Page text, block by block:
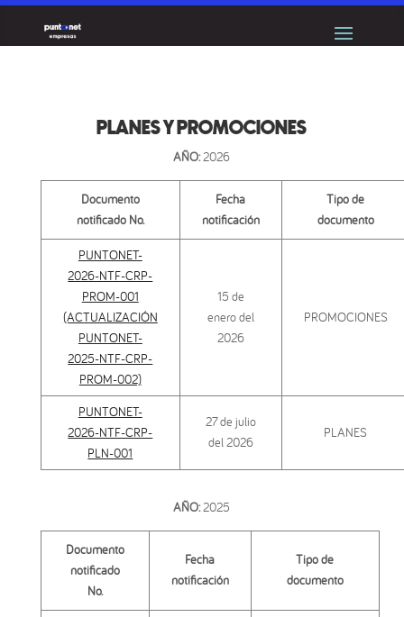
PLANES Y PROMOCIONES
AÑO:2026
Documento
notificado No.
Fecha
notificación
Tipo de
documento
PUNTONET-
2026-NTF-CRP-
PROM-001
(ACTUALIZACIÓN
PUNTONET-
2025-NTF-CRP-
PROM-002)
15 de
enero del
2026
PROMOCIONES
PUNTONET-
2026-NTF-CRP-
PLN-001
27 de julio
del 2026
PLANES
AÑO:2025
Documento
notificado
No.
Fecha
notificación
Tipo de
documento